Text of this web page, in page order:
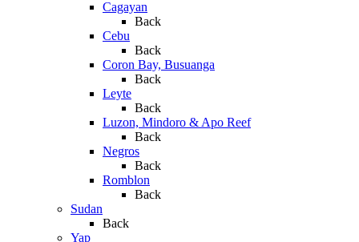
Cagayan
Back
Cebu
Back
Coron Bay, Busuanga
Back
Leyte
Back
Luzon, Mindoro & Apo Reef
Back
Negros
Back
Romblon
Back
Sudan
Back
Yap